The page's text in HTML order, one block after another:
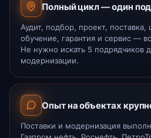
Полный цикл — один
Аудит, подбор, проект,
обучение, гарантия и сервис —
Не нужно искать 5 подрядчиков
модернизации.
Опыт на объектах
Поставки и модернизация